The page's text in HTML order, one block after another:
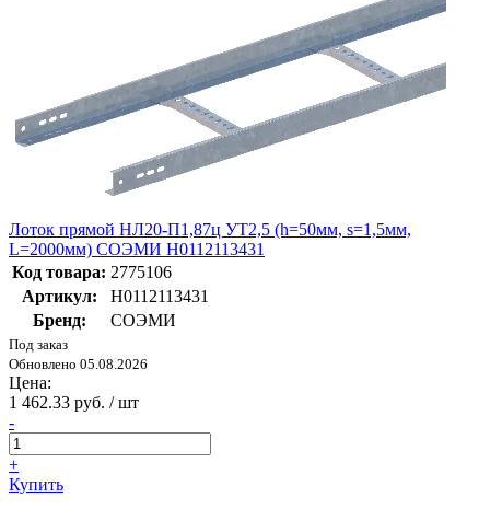
Лоток прямой НЛ20-П1,87ц УТ2,5 (h=50мм, s=1,5мм,
L=2000мм) СОЭМИ Н0112113431
Код товара: 2775106
Артикул:
Н0112113431
Бренд:
СОЭМИ
Под заказ
Обновлено 05.08.2026
Цена:
1 462.33 руб. / шт
-
+
Купить